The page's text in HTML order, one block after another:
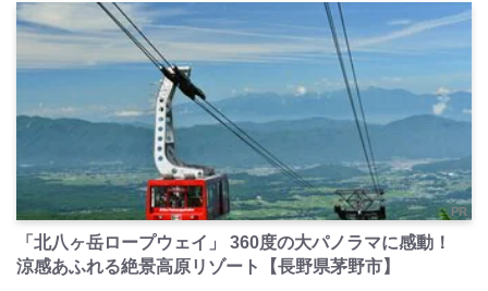
PR
「北八ヶ岳ロープウェイ」 360度の大パノラマに感動！
涼感あふれる絶景高原リゾート【長野県茅野市】